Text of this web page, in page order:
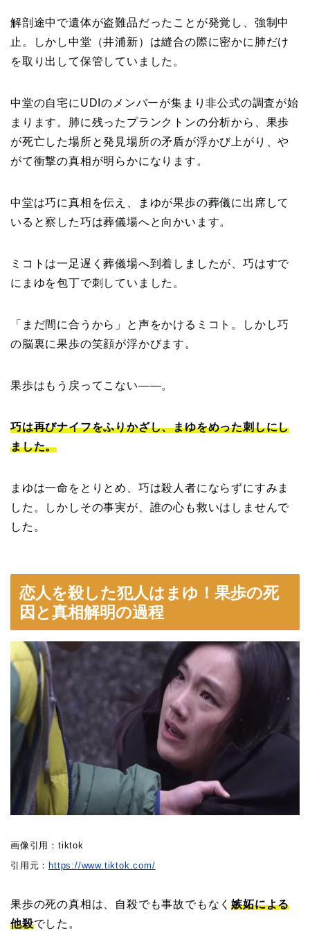
解剖途中で遺体が盗難品だったことが発覚し、強制中
止。しかし中堂（井浦新）は縫合の際に密かに肺だけ
を取り出して保管していました。
中堂の自宅にUDIのメンバーが集まり非公式の調査が始
まります。肺に残ったプランクトンの分析から、果歩
が死亡した場所と発見場所の矛盾が浮かび上がり、や
がて衝撃の真相が明らかになります。
中堂は巧に真相を伝え、まゆが果歩の葬儀に出席して
いると察した巧は葬儀場へと向かいます。
ミコトは一足遅く葬儀場へ到着しましたが、巧はすで
にまゆを包丁で刺していました。
「まだ間に合うから」と声をかけるミコト。しかし巧
の脳裏に果歩の笑顔が浮かびます。
果歩はもう戻ってこない——。
巧は再びナイフをふりかざし、まゆをめった刺しにし
ました。
まゆは一命をとりとめ、巧は殺人者にならずにすみま
した。しかしその事実が、誰の心も救いはしませんで
した。
恋人を殺した犯人はまゆ！果歩の死
因と真相解明の過程
画像引用：tiktok
引用元： https://www.tiktok.com/
果歩の死の真相は、自殺でも事故でもなく嫉妬による
他殺でした。